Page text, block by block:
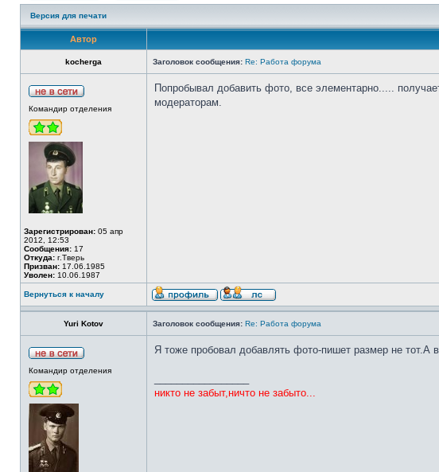
Версия для печати
Автор
kocherga Заголовок сообщения: Re: Работа форума
Командир отделения
Зарегистрирован: 05 апр
2012, 12:53
Сообщения: 17
Откуда: г.Тверь
Призван: 17.06.1985
Уволен: 10.06.1987
Попробывал добавить фото, все элементарно.....
модераторам.
Вернуться к началу
Yuri Kotov Заголовок сообщения: Re: Работа форума
Командир отделения
Я тоже пробовал добавлять фото-пишет размер не тот.А
никто не забыт,ничто не забыто...